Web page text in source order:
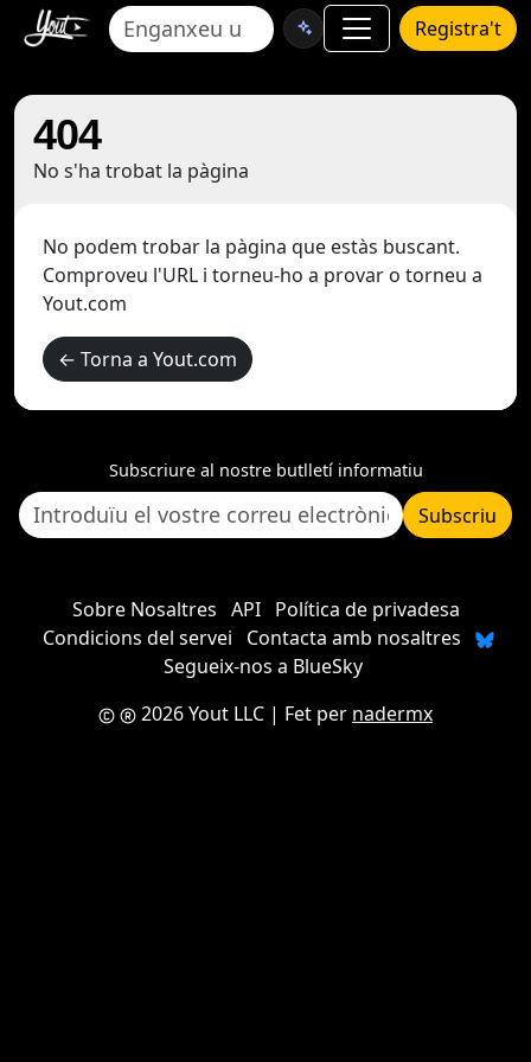
Registra't
404
No s'ha trobat la pàgina
No podem trobar la pàgina que estàs buscant.
Comproveu l'URL i torneu-ho a provar o torneu a
Yout.com
← Torna a Yout.com
Subscriure al nostre butlletí informatiu
Subscriu
Sobre Nosaltres API
Política de privadesa
Condicions del servei
Contacta amb nosaltres
Segueix-nos a BlueSky
2026 Yout LLC | Fet per nadermx